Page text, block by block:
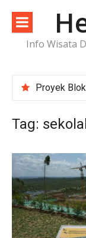
konten
Info Wisata
Tag: